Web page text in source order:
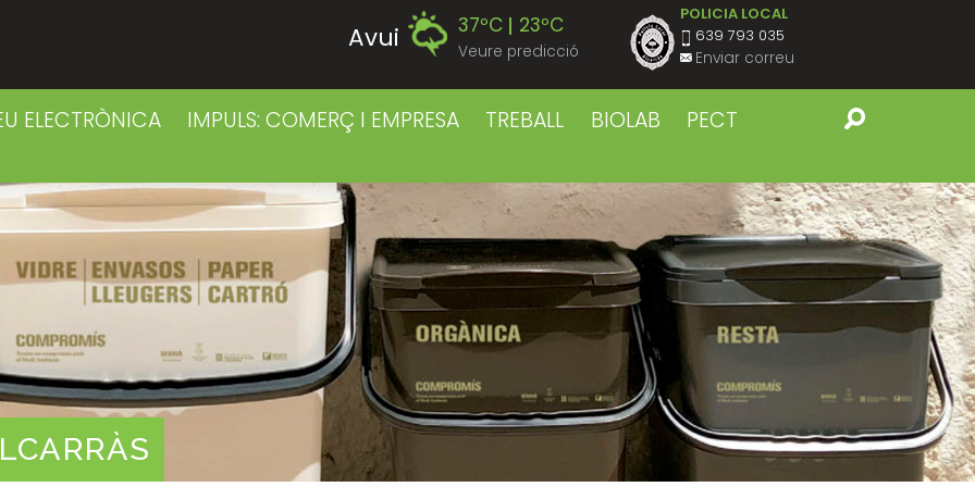
Avui 37ºC 23ºC
Veure predicció
Divendres 40ºC 23ºC
Diumenge 23ºC
Dilluns 38ºC 23ºC
Dimarts 39ºC 22ºC
Dimecres 39ºC 23ºC
POLICIA LOCAL
639 793 035
Enviar correu
ELECTRÒNICA IMPULS: COMERÇ I EMPRESA TREBALL BIOLAB
PECT